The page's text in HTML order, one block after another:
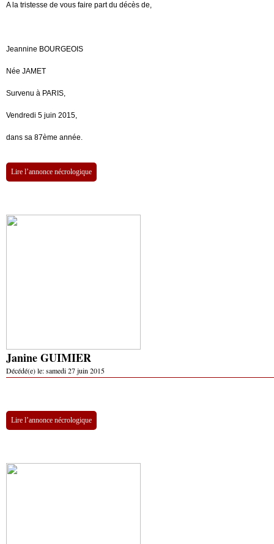
A la tristesse de vous faire part du décès de,
Jeannine BOURGEOIS
Née JAMET
Survenu à PARIS,
Vendredi 5 juin 2015,
dans sa 87ème année.
Lire l’annonce nécrologique
Janine GUIMIER
Décédé(e) le:samedi 27 juin 2015
Lire l’annonce nécrologique